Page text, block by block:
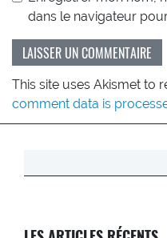
dans le navigateur
This site uses Akismet to
comment data is